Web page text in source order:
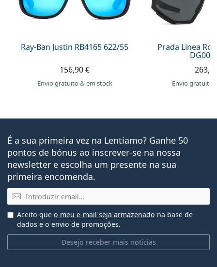
Ray-Ban Justin RB4165 622/55
156,90 €
Envio gratuito& em stock
Prada Linea
Envio gratuito
É a sua primeira vez na Lentiamo? Ganhe 50
pontos de bónus ao inscrever-se na nossa
newsletter e escolha um presente na sua
primeira encomenda.
Email
Desejo receber mais notícias
Aceito que o meu e-mail seja armazenado na base de
dados e o envio de promoções.